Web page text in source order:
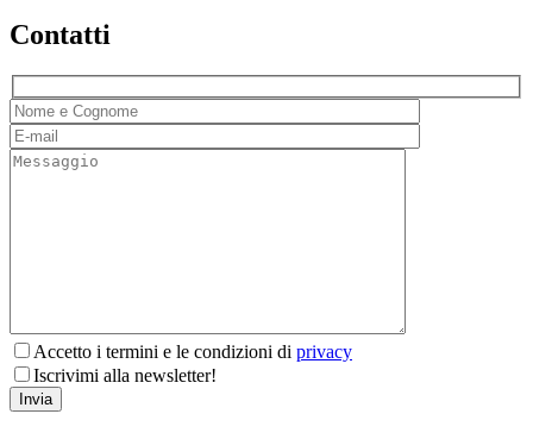
Contatti
Accetto i termini e le condizioni di privacy
Iscrivimi alla newsletter!